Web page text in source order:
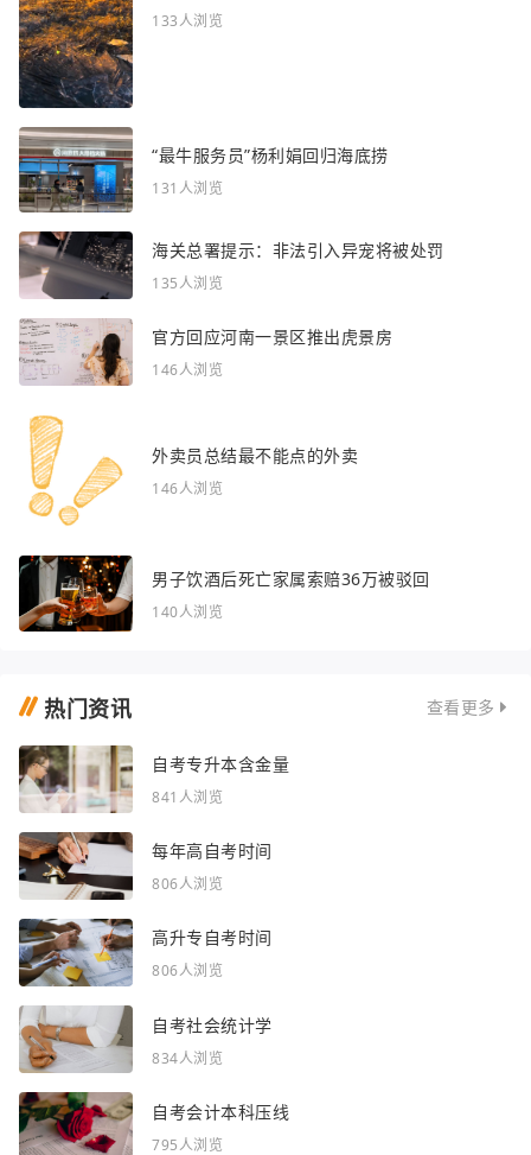
133人浏览
“最牛服务员”杨利娟回归海底捞
131人浏览
海关总署提示：非法引入异宠将被处罚
135人浏览
官方回应河南一景区推出虎景房
146人浏览
外卖员总结最不能点的外卖
146人浏览
男子饮酒后死亡家属索赔36万被驳回
140人浏览
热门资讯 查看更多
自考专升本含金量
841人浏览
每年高自考时间
806人浏览
高升专自考时间
806人浏览
自考社会统计学
834人浏览
自考会计本科压线
795人浏览